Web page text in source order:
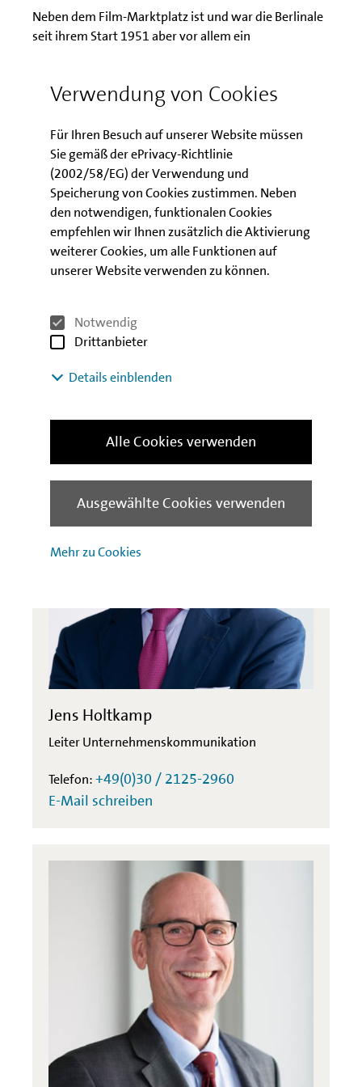
Verwendung von Cookies
Für Ihren Besuch auf unserer Website müssen
Sie gemäß der ePrivacy-Richtlinie
(2002/58/EG) der Verwendung und
Speicherung von Cookies zustimmen. Neben
den notwendigen, funktionalen Cookies
empfehlen wir Ihnen zusätzlich die Aktivierung
weiterer Cookies, um alle Funktionen auf
unserer Website verwenden zu können.
Notwendig
Drittanbieter
Details einblenden
Mehr zu Cookies
Ausgewählte Cookies verwenden
Alle Cookies verwenden
Neben dem Film-Marktplatz ist und war die Berlinale
seit ihrem Start 1951 aber vor allem ein
lockt. Gerade in der touristisch eher schwachen
wichtiges Ereignis. Vor allem rund um den Potsdamer
Platz wird das Leben elf Tage lang pulsieren, und das
nicht nur in den Kinos.
Download
Kontakt
Jens Holtkamp
Leiter Unternehmenskommunikation
Telefon:+49(0)30 / 2125-2960
E-Mail schreiben